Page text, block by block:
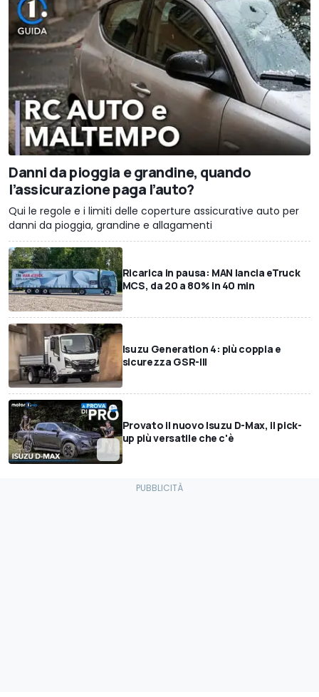
Danni da pioggia e grandine, quando
l’assicurazione paga l’auto?
Qui le regole e i limiti delle coperture assicurative auto per
danni da pioggia, grandine e allagamenti
Ricarica in pausa: MAN lancia eTruck
MCS, da 20 a 80% in 40 min
Isuzu Generation 4: più coppia e
sicurezza GSR-III
Provato il nuovo Isuzu D-Max, il pick-
up più versatile che c'è